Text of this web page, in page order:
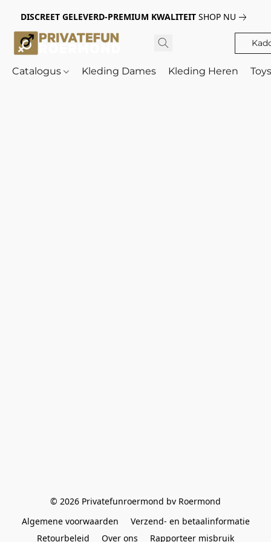
DISCREET GELEVERD-PREMIUM KWALITEIT SHOP NU
Catalogus Kleding Dames Kleding Heren
© 2026 Privatefunroermond bv Roermond
Algemene voorwaarden
Verzend- en betaalinformatie
Retourbeleid
Over ons Rapporteer misbruik